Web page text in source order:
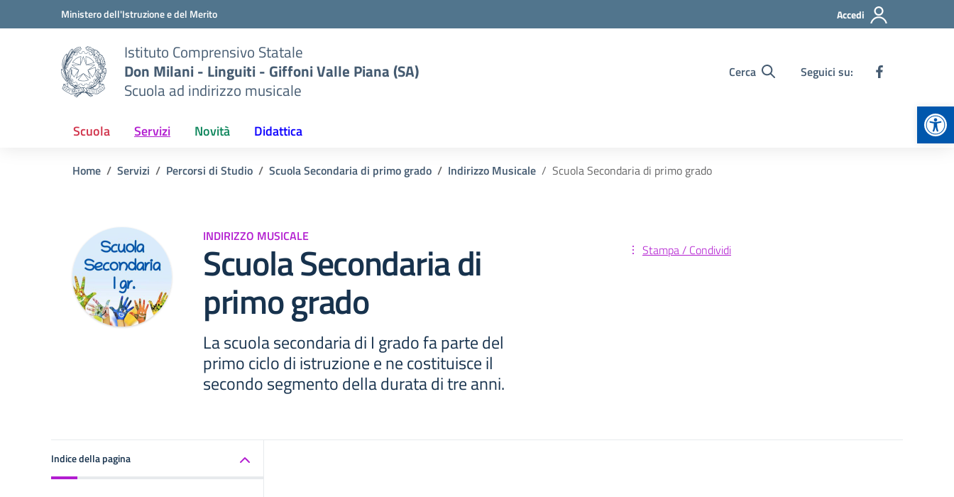
Vai ai contenuti
Vai al menu di navigazioneMinistero dell'Istruzione e del Merito Accedi
Istituto Comprensivo Statale
Don Milani - Linguiti - Giffoni Valle Piana (SA)
Scuola ad indirizzo musicale
Cerca Seguici su:
Scuola Servizi Novità Didattica
Home Servizi Percorsi di Studio Scuola Secondaria di primo grado Indirizzo Musicale Scuola Secondaria di primo grado
INDIRIZZO MUSICALE
Scuola Secondaria di
primo grado
La scuola secondaria di I grado fa parte del
primo ciclo di istruzione e ne costituisce il
secondo segmento della durata di tre anni.
Stampa / Condividi
Indice della pagina